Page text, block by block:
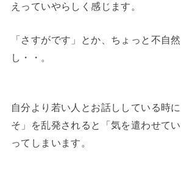
えっていやらしく感じます。
「さすがです」とか、ちょっと不自
し・・。
自分より若い人とお話ししている時
そ」を乱発されると「気を遣わせて
ってしまいます。